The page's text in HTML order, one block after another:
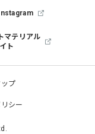
マテリアル
ト
プ
シー